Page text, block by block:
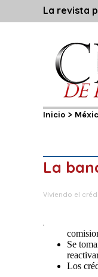
La revista
Inicio >
La
Viviendo el
Se
Los